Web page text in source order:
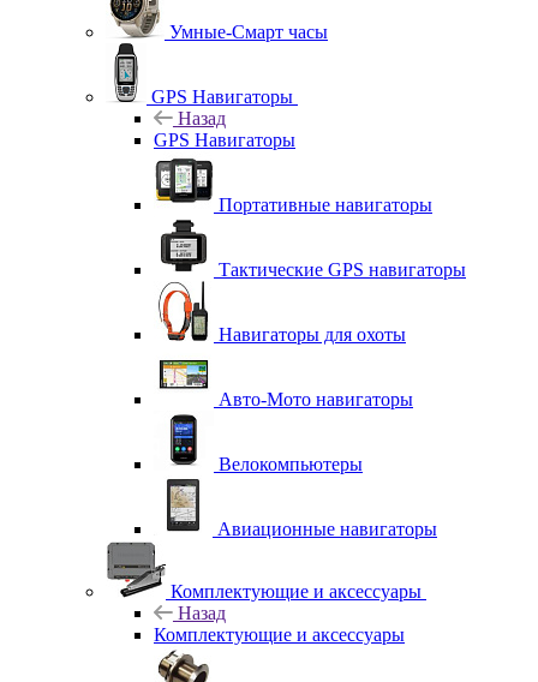
Умные-Смарт часы
GPS Навигаторы
Назад
GPS Навигаторы
Портативные навигаторы
Тактические GPS навигаторы
Навигаторы для охоты
Авто-Мото навигаторы
Велокомпьютеры
Авиационные навигаторы
Комплектующие и аксессуары
Назад
Комплектующие и аксессуары